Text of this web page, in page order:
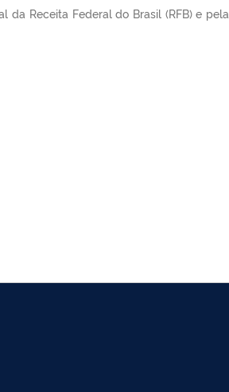
Receita Federal do Brasil (RFB) e pela